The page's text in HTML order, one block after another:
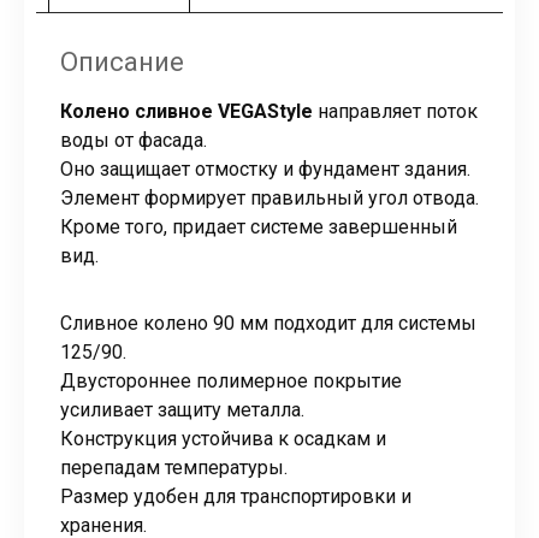
Описание
Колено сливное VEGAStyle направляет поток
воды от фасада.
Оно защищает отмостку и фундамент здания.
Элемент формирует правильный угол отвода.
Кроме того, придает системе завершенный
вид.
Сливное колено 90 мм подходит для системы
125/90.
Двустороннее полимерное покрытие
усиливает защиту металла.
Конструкция устойчива к осадкам и
перепадам температуры.
Размер удобен для транспортировки и
хранения.